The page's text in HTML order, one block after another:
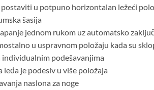
postaviti u potpuno horizontalan ležeći
šasija
jednom rukom uz automatsko
u uspravnom položaju kada su
individualnim podešavanjima
leđa je podesiv u više položaja
naslona za noge